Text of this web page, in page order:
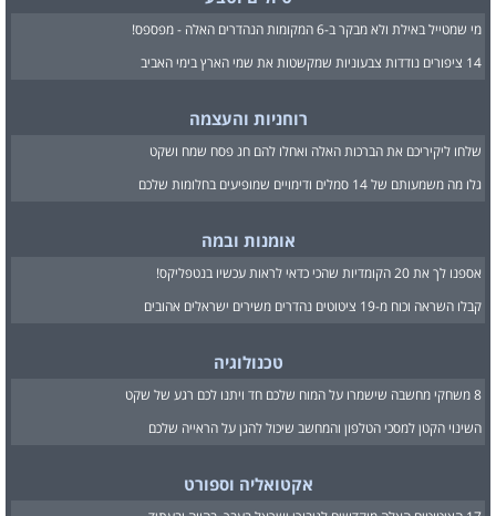
מי שמטייל באילת ולא מבקר ב-6 המקומות הנהדרים האלה - מפספס!
14 ציפורים נודדות צבעוניות שמקשטות את שמי הארץ בימי האביב
רוחניות והעצמה
שלחו ליקיריכם את הברכות האלה ואחלו להם חג פסח שמח ושקט
גלו מה משמעותם של 14 סמלים ודימויים שמופיעים בחלומות שלכם
אומנות ובמה
אספנו לך את 20 הקומדיות שהכי כדאי לראות עכשיו בנטפליקס!
קבלו השראה וכוח מ-19 ציטוטים נהדרים משירים ישראלים אהובים
טכנולוגיה
8 משחקי מחשבה שישמרו על המוח שלכם חד ויתנו לכם רגע של שקט
השינוי הקטן למסכי הטלפון והמחשב שיכול להגן על הראייה שלכם
אקטואליה וספורט